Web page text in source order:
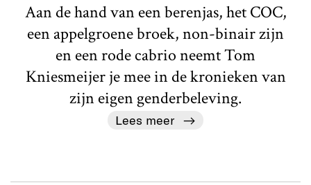
Aan de hand van een berenjas, het COC,
een appelgroene broek, non-binair zijn
en een rode cabrio neemt Tom
Kniesmeijer je mee in de kronieken van
zijn eigen genderbeleving.
Lees meer